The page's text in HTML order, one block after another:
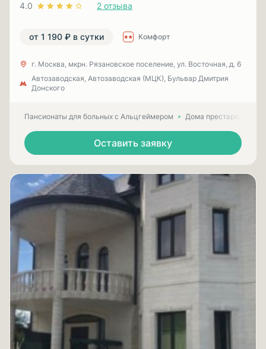
4.0 2 отзыва
от 1 190 ₽ в сутки Комфорт
г. Москва, мкрн. Рязановское поселение, ул. Восточная, д. 6
Автозаводская, Автозаводская (МЦК), Бульвар Дмитрия
Донского
Пансионаты для больных с Альцгеймером Дома престарелых
Оставить заявку